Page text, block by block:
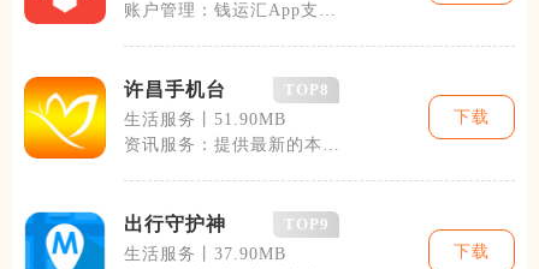
账户管理：钱运汇App支持
许昌手机台
TOP8
生活服务丨51.90MB
资讯服务：提供最新的本地
下载
出行守护神
TOP9
生活服务丨37.90MB
下载